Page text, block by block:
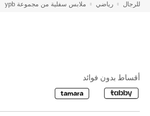
للرجال رياضي ملابس سفلية من مجموعة ypb
أقساط بدون فوائد